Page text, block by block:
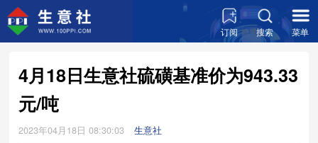
订阅 搜索 菜单
4月18日生意社硫磺基准价为943.33
元/吨
2023年04月18日 08:30:03 生意社